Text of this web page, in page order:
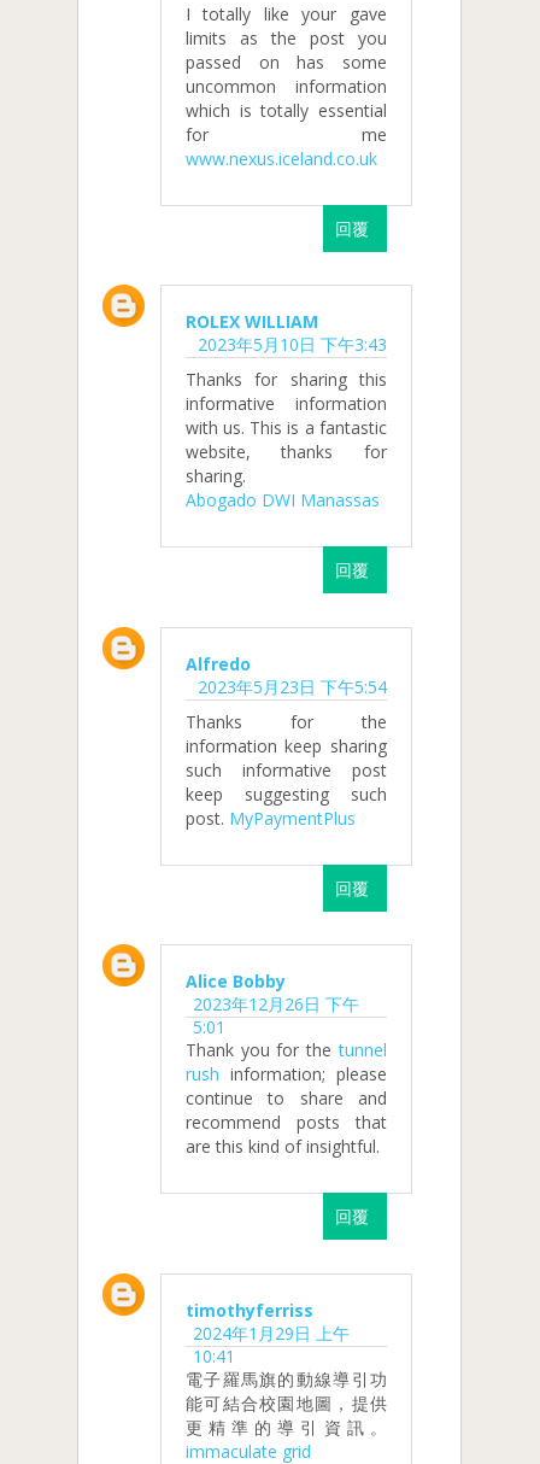
I totally like your gave
limits as the post you
passed on has some
uncommon information
which is totally essential
for me
www.nexus.iceland.co.uk
回覆
ROLEX WILLIAM
2023年5月10日 下午3:43
Thanks for sharing this
informative information
with us. This is a fantastic
website, thanks for
sharing.
Abogado DWI Manassas
回覆
Alfredo
2023年5月23日 下午5:54
Thanks for the
information keep sharing
such informative post
keep suggesting such
post. MyPaymentPlus
回覆
Alice Bobby
2023年12月26日 下午
5:01
Thank you for thetunnel
rush information; please
continue to share and
recommend posts that
are this kind of insightful.
回覆
timothyferriss
2024年1月29日 上午
10:41
電子羅馬旗的動線導引功
能可結合校園地圖，提供
更精準的導引資訊。
immaculate grid